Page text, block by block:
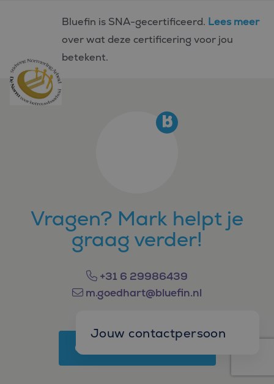
Jouw contactpersoon
Mark Goedhart
Bluefin is SNA-gecertificeerd. Lees meer
over wat deze certificering voor jou
betekent.
Vragen? Mark helpt je
graag verder!
+31 6 29986439
m.goedhart@bluefin.nl
Of stuur ons een berichtje